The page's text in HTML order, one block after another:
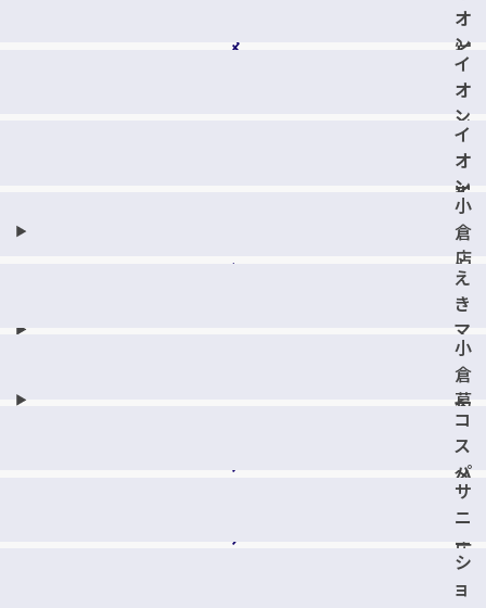
司
店
根
店
ス
ト
ア
モ
リ
陣
山
店
オ
ン
タ
ウ
ン
黒
崎
店
イ
オ
ン
モ
ー
ル
八
幡
東
店
イ
オ
ン
若
松
シ
ョ
ッ
ピ
ン
グ
セ
ン
タ
ー
店
小
倉
店
え
き
マ
チ
1
丁
目
折
尾
店
小
倉
葛
原
店
コ
ス
パ
相
生
店
サ
ニ
ー
サ
イ
シ
ョ